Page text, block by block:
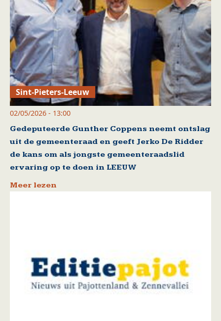
Sint-Pieters-Leeuw
02/05/2026 - 13:00
Gedeputeerde Gunther Coppens neemt ontslag
uit de gemeenteraad en geeft Jerko De Ridder
de kans om als jongste gemeenteraadslid
ervaring op te doen in LEEUW
Meer lezen